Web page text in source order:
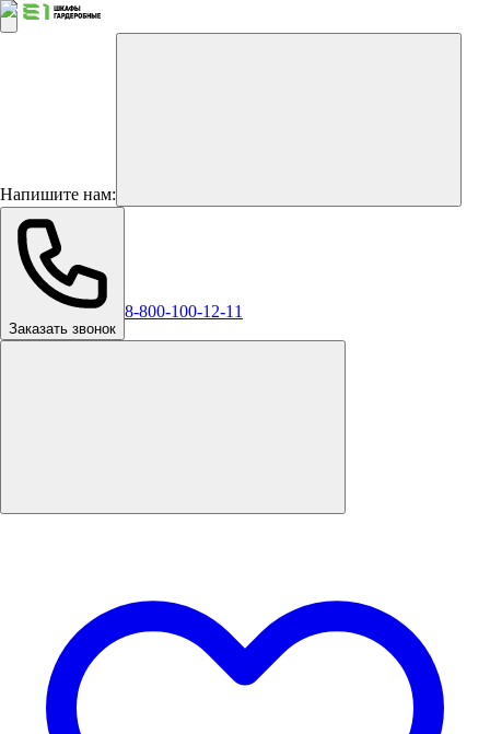
Напишите нам:
Заказать звонок
8-800-100-12-11